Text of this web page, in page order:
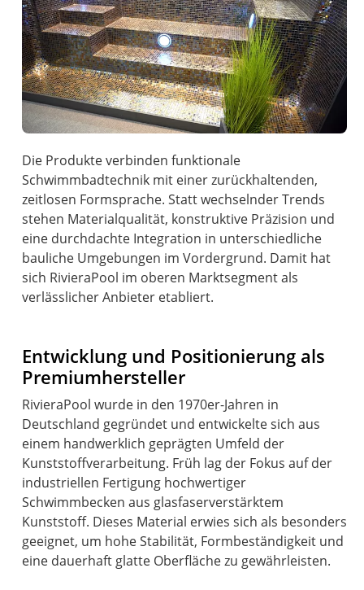
Die Produkte verbinden funktionale
Schwimmbadtechnik mit einer zurückhaltenden,
zeitlosen Formsprache. Statt wechselnder Trends
stehen Materialqualität, konstruktive Präzision und
eine durchdachte Integration in unterschiedliche
bauliche Umgebungen im Vordergrund. Damit hat
sich RivieraPool im oberen Marktsegment als
verlässlicher Anbieter etabliert.
Entwicklung und Positionierung als
Premiumhersteller
RivieraPool wurde in den 1970er-Jahren in
Deutschland gegründet und entwickelte sich aus
einem handwerklich geprägten Umfeld der
Kunststoffverarbeitung. Früh lag der Fokus auf der
industriellen Fertigung hochwertiger
Schwimmbecken aus glasfaserverstärktem
Kunststoff. Dieses Material erwies sich als besonders
geeignet, um hohe Stabilität, Formbeständigkeit und
eine dauerhaft glatte Oberfläche zu gewährleisten.